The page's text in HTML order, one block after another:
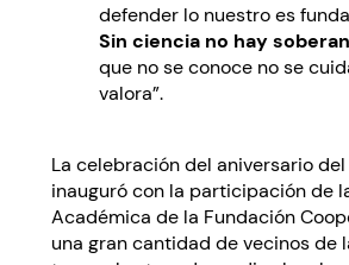
defender lo nuestro es
Sin ciencia no hay
que no se conoce no se
valora”.
La celebración del aniversario
inauguró con la participación de
Académica de la Fundación
una gran cantidad de vecinos de